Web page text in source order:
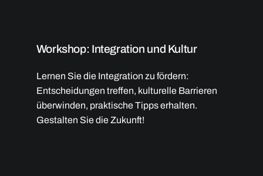
Workshop: Integration und Kultur
Lernen Sie die Integration zu fördern:
Entscheidungen treffen, kulturelle Barrieren
überwinden, praktische Tipps erhalten.
Gestalten Sie die Zukunft!